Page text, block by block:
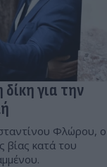
για την
Φλώρου, ο
βίας κατά του